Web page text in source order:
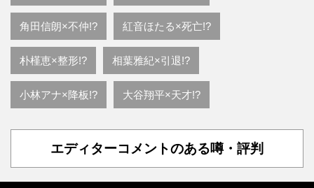
角田信朗×不仲!? 紅音ほたる×死亡!?
朴槿恵×整形!? 相葉雅紀×引退!?
小林アナ×降板!? 大谷翔平×天才!?
エディターコメントのある噂・評判